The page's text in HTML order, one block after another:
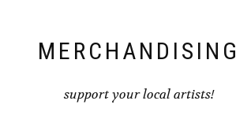
MERCHANDISING
support your local artists!